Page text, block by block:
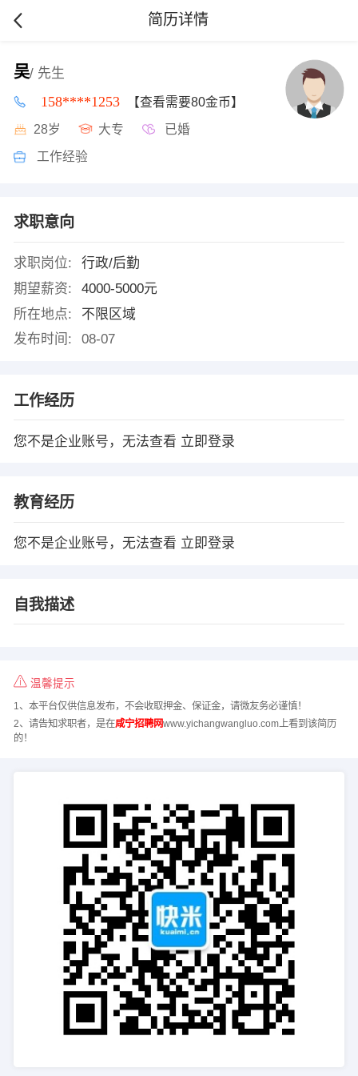
简历详情
吴/ 先生
158****1253 【查看需要80金币】
28岁 大专 已婚
工作经验
求职意向
求职岗位:
行政/后勤
期望薪资:
4000-5000元
所在地点:
不限区域
发布时间:
08-07
工作经历
您不是企业账号，无法查看 立即登录
教育经历
您不是企业账号，无法查看 立即登录
自我描述
温馨提示
1、本平台仅供信息发布，不会收取押金、保证金，请微友务必谨慎！
2、请告知求职者，是在咸宁招聘网www.yichangwangluo.com上看到该简历
的！